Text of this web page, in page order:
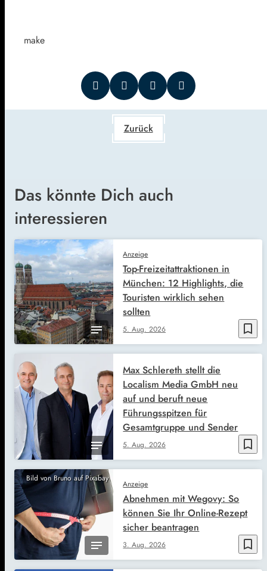
make
Zurück
Das könnte Dich auch
interessieren
bookmark_border
Anzeige
5. Aug. 2026
Top-Freizeitattraktionen in
München: 12 Highlights, die
Touristen wirklich sehen
sollten
bookmark_border
5. Aug. 2026
Max Schlereth stellt die
Localism Media GmbH neu
auf und beruft neue
Führungsspitzen für
Gesamtgruppe und Sender
Bild von Bruno auf Pixabay
bookmark_border
Anzeige
3. Aug. 2026
Abnehmen mit Wegovy: So
können Sie Ihr Online-Rezept
sicher beantragen